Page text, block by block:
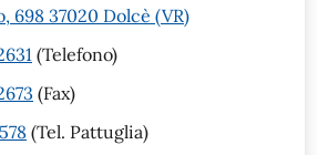
698 37020 Dolcè (VR)
(Telefono)
(Fax)
(Tel. Pattuglia)